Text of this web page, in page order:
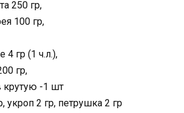
250 гр,
100 гр,
4 гр (1 ч.л.),
гр,
крутую -1 шт
укроп 2 гр, петрушка 2 гр